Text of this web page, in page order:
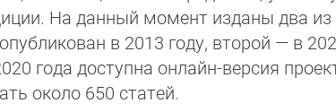
На дан­ный мо­мент из­даны два
в 2013 году, второй — в
года доступна онлайн-версия
около 650 статей.